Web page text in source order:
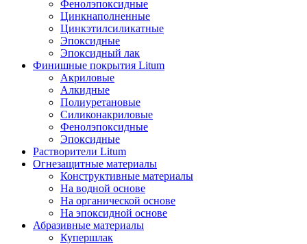
Фенолэпоксидные
Цинкнаполненные
Цинкэтилсиликатные
Эпоксидные
Эпоксидный лак
Финишные покрытия Litum
Акриловые
Алкидные
Полиуретановые
Силиконакриловые
Фенолэпоксидные
Эпоксидные
Растворители Litum
Огнезащитные материалы
Конструктивные материалы
На водной основе
На органической основе
На эпоксидной основе
Абразивные материалы
Купершлак